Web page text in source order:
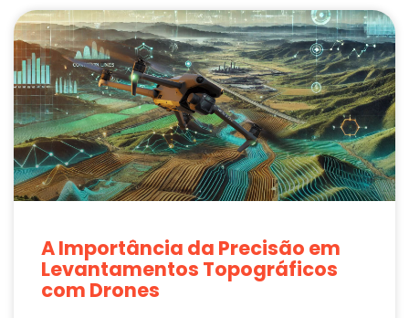
A Importância da Precisão em
Levantamentos Topográficos
com Drones